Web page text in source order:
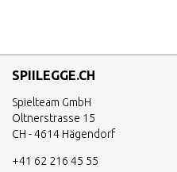
SPIILEGGE.CH
Spielteam GmbH
Oltnerstrasse 15
CH - 4614 Hägendorf
+41 62 216 45 55